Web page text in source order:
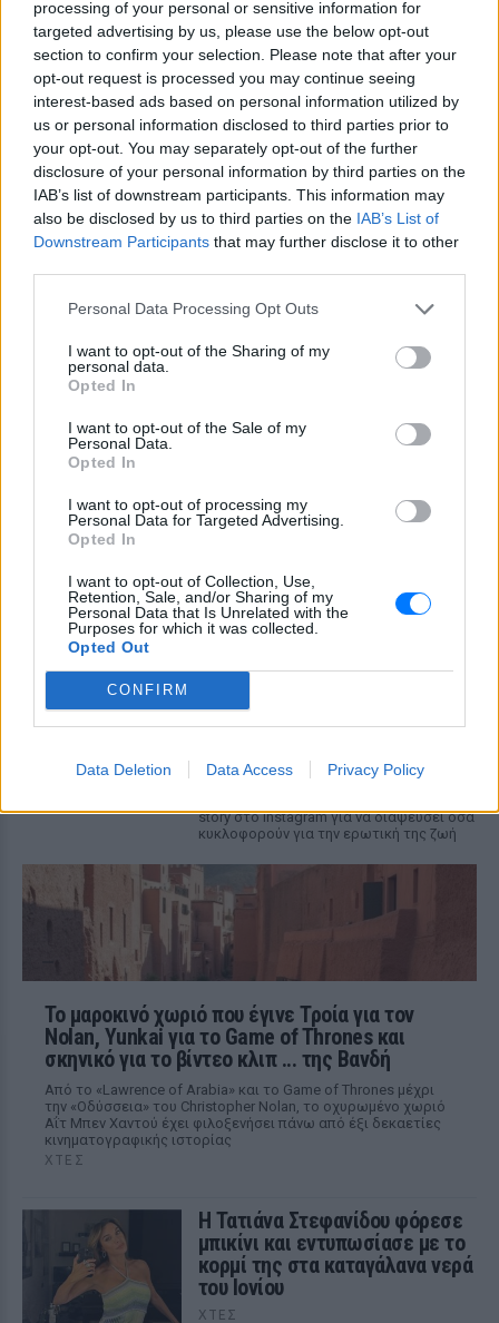
processing of your personal or sensitive information for
targeted advertising by us, please use the below opt-out
section to confirm your selection. Please note that after your
opt-out request is processed you may continue seeing
interest-based ads based on personal information utilized by
us or personal information disclosed to third parties prior to
your opt-out. You may separately opt-out of the further
disclosure of your personal information by third parties on the
IAB’s list of downstream participants. This information may
also be disclosed by us to third parties on the IAB’s List of
Downstream Participants that may further disclose it to other
Personal Data Processing Opt Outs
I want to opt-out of the Sharing of my
personal data.
Opted In
I want to opt-out of the Sale of my
Personal Data.
Opted In
I want to opt-out of processing my
Personal Data for Targeted Advertising.
Opted In
I want to opt-out of Collection, Use,
Retention, Sale, and/or Sharing of my
Personal Data that Is Unrelated with the
Purposes for which it was collected.
Opted Out
CONFIRM
Data Deletion Data Access Privacy Policy
ΔΕΙΤΕ ΕΠΙΣΗΣ
ΣΤΗΝ ΙΔΙΑ ΚΑΤΗΓΟΡΙΑ
Χρήστος Δάντης: «Συνάδελφοι
προσπαθούν να ξεχάσουν ότι
ΧΤΕΣ
Ο συνθέτης μίλησε ανοιχτά για την
αχαριστία που βιώνει στον χώρο της
Νεαρός στο λιμάνι του Πειραιά:
MEGA
ΧΤΕΣ
MEGA» κατέγραψε τη διασκεδαστική
στιγμή από το λιμάνι του Πειραιά, την
Παρασκευή 7 Αυγούστου.
τις φήμες χωρισμού με τον
καμία πληροφορία πριν
ΧΤΕΣ
story στο Instagram για να διαψεύσει όσα
κυκλοφορούν για την ερωτική της ζωή
Το μαροκινό χωριό που έγινε Τροία για τον
Nolan, Yunkai για το Game of Thrones και
σκηνικό για το βίντεο κλιπ ... της Βανδή
Από το «Lawrence of Arabia» και το Game of Thrones μέχρι
την «Οδύσσεια» του Christopher Nolan, το οχυρωμένο χωριό
Αΐτ Μπεν Χαντού έχει φιλοξενήσει πάνω από έξι δεκαετίες
κινηματογραφικής ιστορίας
ΧΤΕΣ
Η Τατιάνα Στεφανίδου φόρεσε
μπικίνι και εντυπωσίασε με το
κορμί της στα καταγάλανα νερά
του Ιονίου
ΧΤΕΣ